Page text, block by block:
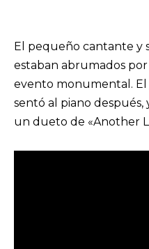
El pequeño cantante y
estaban abrumados
evento monumental. El
sentó al piano después,
un dueto de «Another